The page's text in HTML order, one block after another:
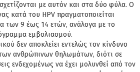
με αυτόν και στα δύο φύλα. Ο
κατά του HPV πραγματοποιείται
των 9 έως 14 ετών, ανάλογα με το
εμβολιασμού.
δεν αποκλείει εντελώς τον κίνδυνο
ανθρώπινων θηλωμάτων, διότι σε
ενδεχομένως να έχει μολυνθεί από τον